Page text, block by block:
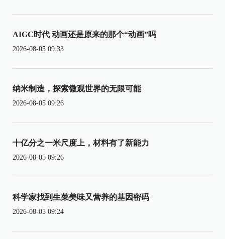
AIGC时代 动画还是原来的那个“动画”吗
2026-08-05 09:33
纳米制造，探索微观世界的无限可能
2026-08-05 09:26
十亿分之一米尺度上，材料有了新能力
2026-08-05 09:26
科学家找到生菜美味又营养的基因密码
2026-08-05 09:24